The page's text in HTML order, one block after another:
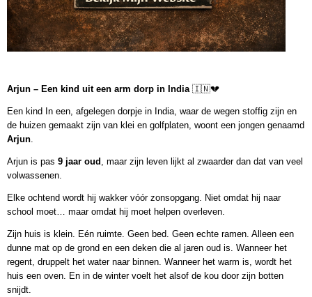
Arjun – Een kind uit een arm dorp in India 🇮🇳💔
Een kind In een, afgelegen dorpje in India, waar de wegen stoffig zijn en
de huizen gemaakt zijn van klei en golfplaten, woont een jongen genaamd
Arjun
Arjun is pas 9 jaar oud , maar zijn leven lijkt al zwaarder dan dat van veel
volwassenen.
Elke ochtend wordt hij wakker vóór zonsopgang. Niet omdat hij naar
school moet… maar omdat hij moet helpen overleven.
Zijn huis is klein. Eén ruimte. Geen bed. Geen echte ramen. Alleen een
dunne mat op de grond en een deken die al jaren oud is. Wanneer het
regent, druppelt het water naar binnen. Wanneer het warm is, wordt het
huis een oven. En in de winter voelt het alsof de kou door zijn botten
snijdt.